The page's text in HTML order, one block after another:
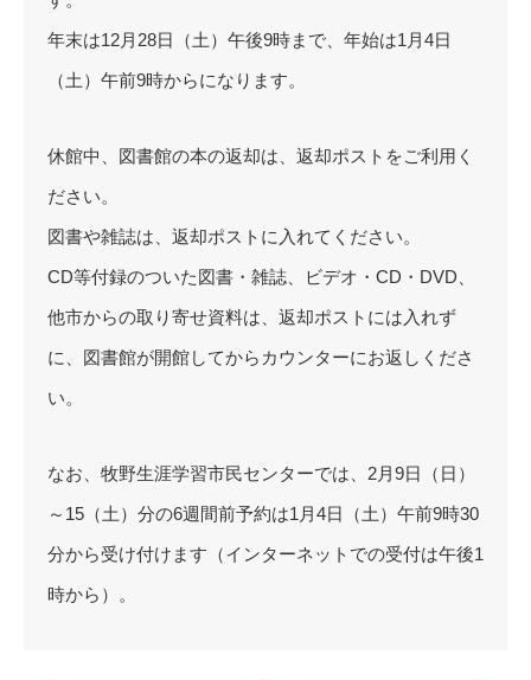
年末は12月28日（土）午後9時まで、年始は1月4日
（土）午前9時からになります。
休館中、図書館の本の返却は、返却ポストをご利用く
ださい。
図書や雑誌は、返却ポストに入れてください。
CD等付録のついた図書・雑誌、ビデオ・CD・DVD、
他市からの取り寄せ資料は、返却ポストには入れず
に、図書館が開館してからカウンターにお返しくださ
い。
なお、牧野生涯学習市民センターでは、2月9日（日）
～15（土）分の6週間前予約は1月4日（土）午前9時30
分から受け付けます（インターネットでの受付は午後1
時から）。